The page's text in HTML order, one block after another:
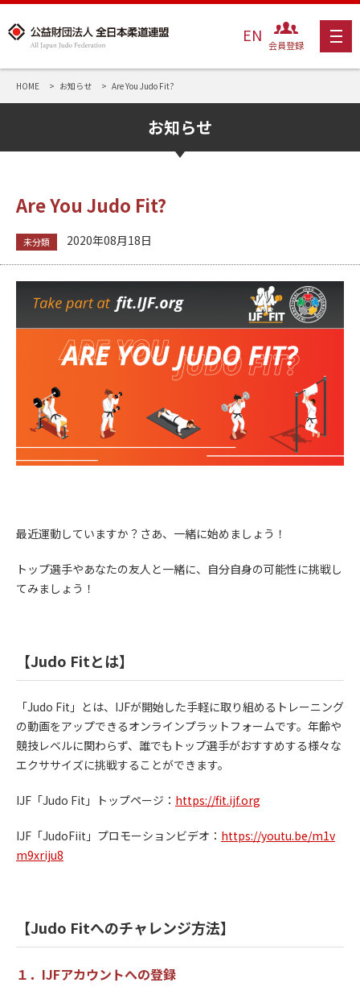
EN 会員登録
HOME お知らせ Are You Judo Fit?
お知らせ
Are You Judo Fit?
未分類 2020年08月18日
最近運動していますか？さあ、一緒に始めましょう！
トップ選手やあなたの友人と一緒に、自分自身の可能性に挑戦し
てみましょう！
【Judo Fitとは】
「Judo Fit」とは、IJFが開始した手軽に取り組めるトレーニング
の動画をアップできるオンラインプラットフォームです。年齢や
競技レベルに関わらず、誰でもトップ選手がおすすめする様々な
エクササイズに挑戦することができます。
IJF「Judo Fit」トップページ： https://fit.ijf.org
IJF「JudoFiit」プロモーションビデオ： https://youtu.be/m1v
m9xriju8
【Judo Fitへのチャレンジ方法】
１．IJFアカウントへの登録